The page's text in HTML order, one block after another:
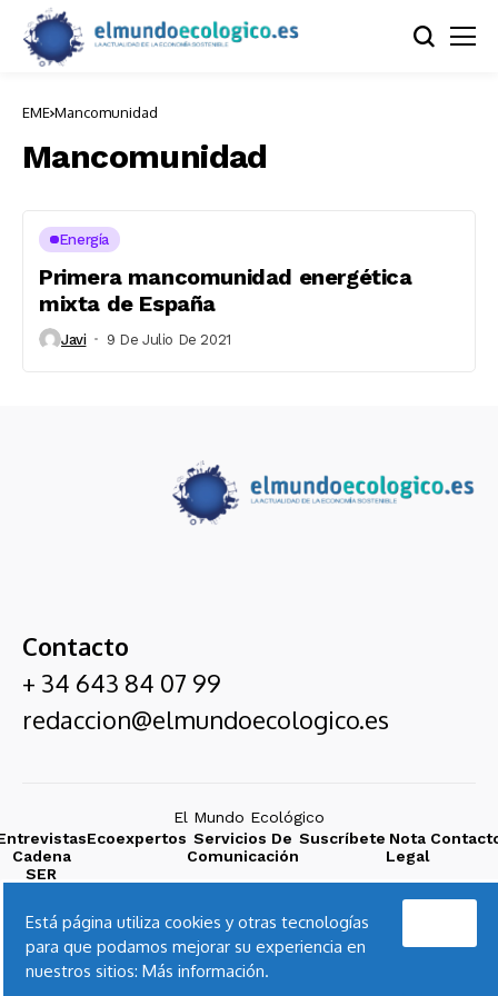
EME Mancomunidad
Mancomunidad
Energía
Primera mancomunidad energética
mixta de España
Javi 9 De Julio De 2021
Contacto
+ 34 643 84 07 99
redaccion@elmundoecologico.es
El Mundo Ecológico
Cadena
SER
Ecoexpertos Servicios De
Comunicación
Suscríbete Nota
Legal
Está página utiliza cookies y otras tecnologías
para que podamos mejorar su experiencia en
nuestros sitios: Más información.